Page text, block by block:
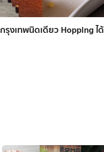
งเทพนิดเดียว Hopping ได้